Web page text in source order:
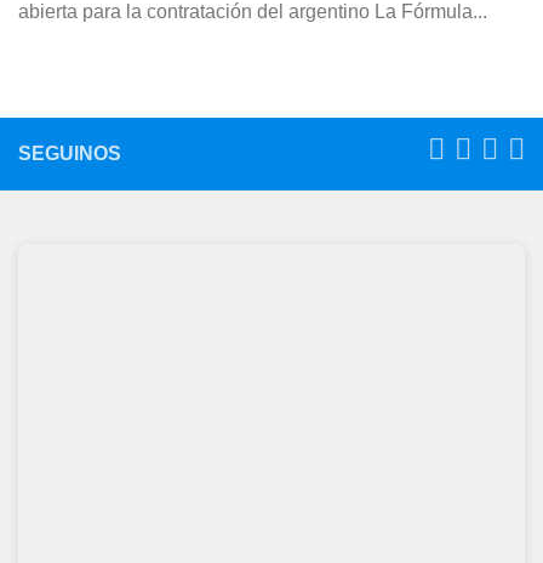
abierta para la contratación del argentino La Fórmula...
SEGUINOS